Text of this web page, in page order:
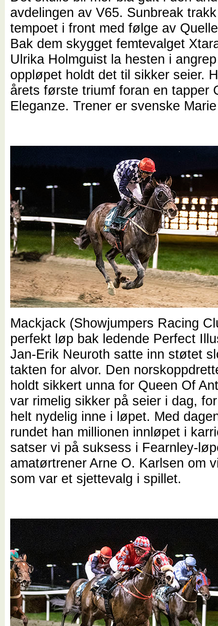
avdelingen av V65. Sunbreak
tempoet i front med følge av
Bak dem skygget femtevalget
Ulrika Holmguist la hesten i
oppløpet holdt det til sikker seier.
årets første triumf foran en tapper
Eleganze. Trener er svenske
Mackjack (Showjumpers Racing
perfekt løp bak ledende Perfect
Jan-Erik Neuroth satte inn støtet
takten for alvor. Den
holdt sikkert unna for Queen Of
var rimelig sikker på seier i dag,
helt nydelig inne i løpet. Med
rundet han millionen innløpet i
satser vi på suksess i Fearnley-
amatørtrener Arne O. Karlsen om
som var et sjettevalg i spillet.